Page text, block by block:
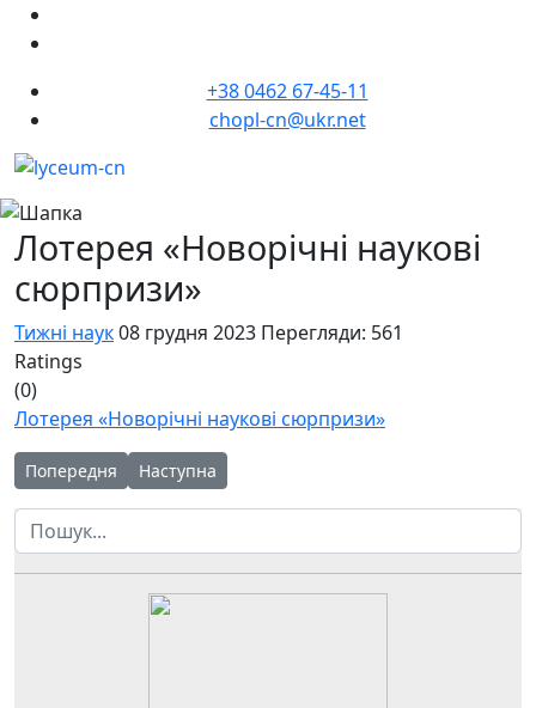
+38 0462 67-45-11
chopl-cn@ukr.net
Лотерея «Новорічні наукові
сюрпризи»
Тижні наук08 грудня 2023 Перегляди: 561
Ratings
(0)
Лотерея «Новорічні наукові сюрпризи»
Попередня стаття: Наука заради миру
Попередня Наступна стаття: У ЧОНЛ триває Тиждень
Наступна
Пошук